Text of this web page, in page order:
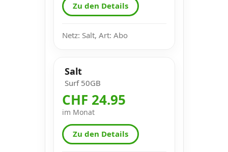
Zu den Details
Netz: Salt, Art: Abo
Salt
Surf 50GB
CHF 24.95
im Monat
Zu den Details